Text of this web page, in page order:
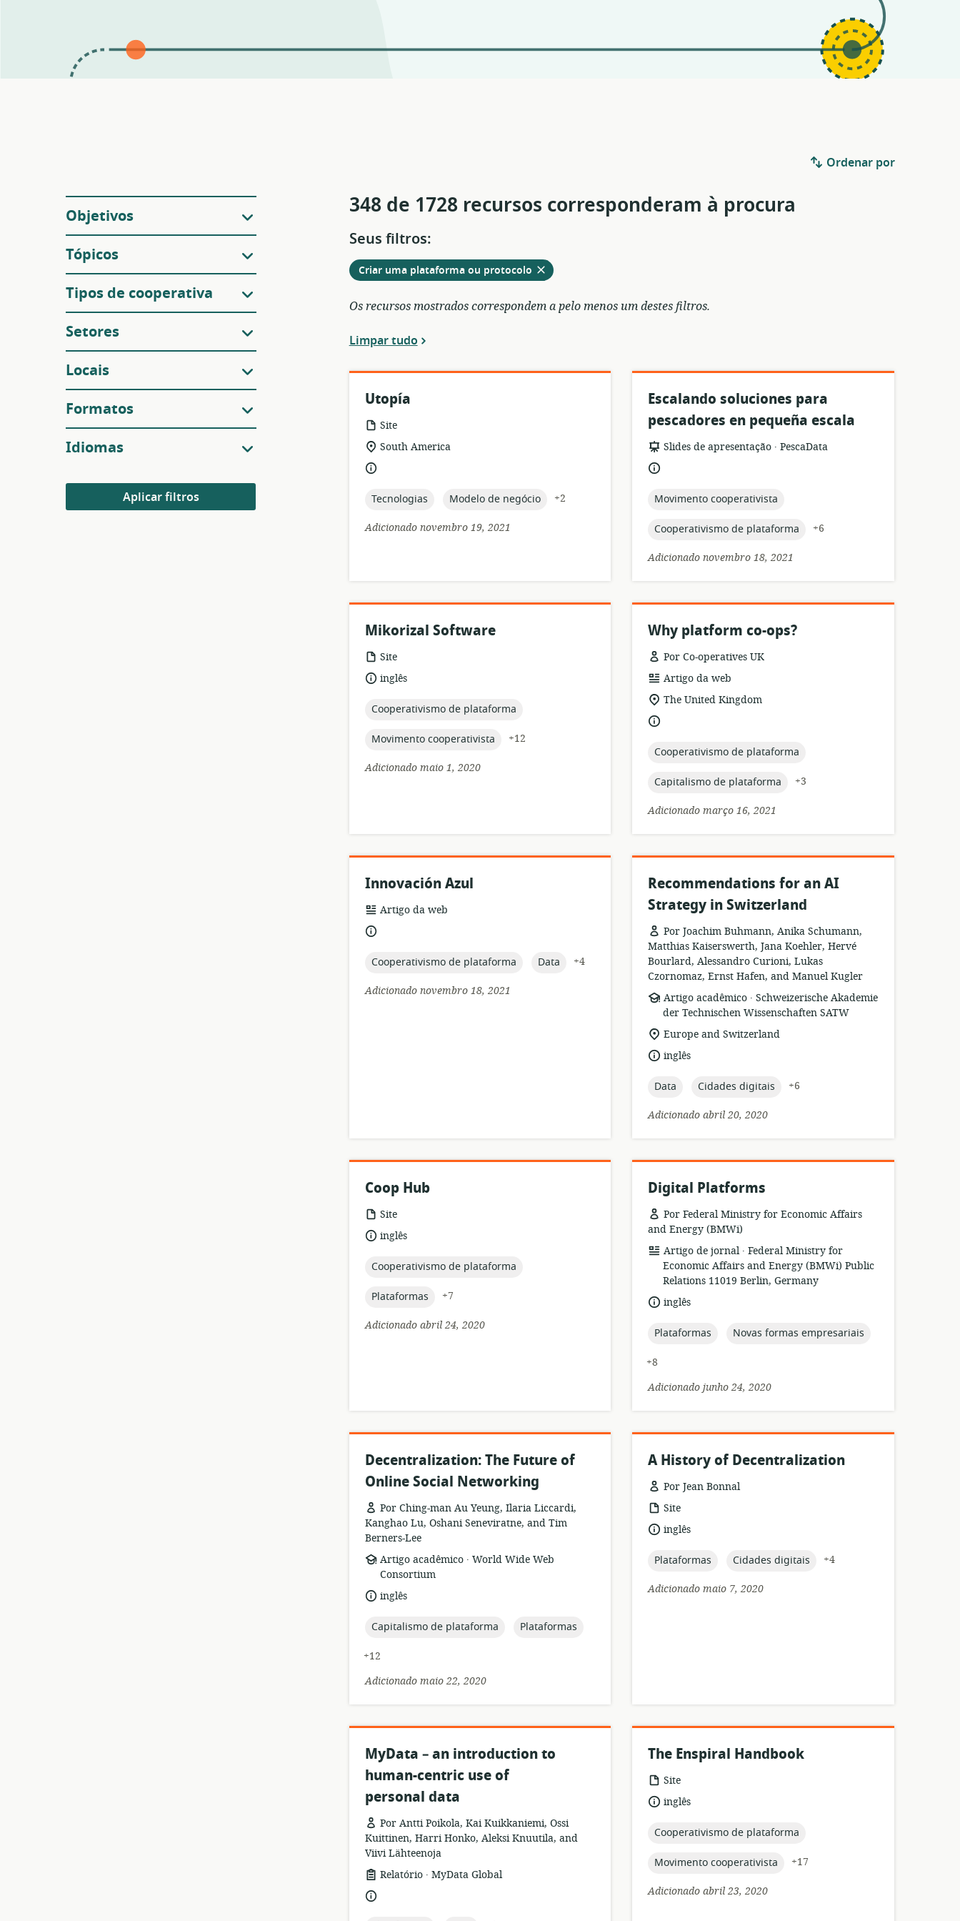
Filtros
Objetivos
Tópicos
Tipos de cooperativa
Setores
Locais
Formatos
Idiomas
Aplicar filtros
Ordenar por
348 de 1728 recursos corresponderam à procura
Seus filtros:
Remover
Criar uma plataforma ou protocolodos
filtros
atuais
Os recursos mostrados correspondem a pelo menos um destes filtros.
Limpar tudo
Utopía
formato
de
recurso:
Site
localSouth America
idioma:
topic:
Tecnologias topic:
Modelo de negócio
+2
Adicionado novembro 19, 2021
Escalando soluciones para
pescadores en pequeña escala
formato
Slides de apresentação .
Editor:PescaData
idioma:
topic:
Movimento cooperativista
topic:
Cooperativismo de plataforma
+6
Adicionado novembro 18, 2021
Mikorizal Software
formato
de
recurso:
Site
idioma:
inglês
topic:
Cooperativismo de plataforma
topic:
Movimento cooperativista
+12
Adicionado maio 1, 2020
Why platform co-ops?
Por Co-operatives UK
formato
de
recurso:
Artigo da web
localThe United Kingdom
idioma:
topic:
Cooperativismo de plataforma
topic:
Capitalismo de plataforma
+3
Adicionado março 16, 2021
Innovación Azul
formato
Artigo da web
idioma:
topic:
Cooperativismo de plataforma topic:
Data
+4
Adicionado novembro 18, 2021
Recommendations for an AI
Strategy in Switzerland
Por Joachim Buhmann, Anika Schumann,
Matthias Kaiserswerth, Jana Koehler, Hervé
Bourlard, Alessandro Curioni, Lukas
Czornomaz, Ernst Hafen, and Manuel Kugler
formato
de
recurso:
Artigo acadêmico .
Editor:Schweizerische Akademie
der Technischen Wissenschaften SATW
local
de
relevância:
Europe and Switzerland
idioma:
inglês
topic:
Data topic:
Cidades digitais
+6
Adicionado abril 20, 2020
Coop Hub
formato
de
recurso:
Site
idioma:
inglês
topic:
Cooperativismo de plataforma
topic:
Plataformas
+7
Adicionado abril 24, 2020
Digital Platforms
Por Federal Ministry for Economic Affairs
and Energy (BMWi)
formato
de
recurso:
Artigo de jornal .
Editor:Federal Ministry for
Economic Affairs and Energy (BMWi) Public
Relations 11019 Berlin, Germany
idioma:
inglês
topic:
Plataformas topic:
Novas formas empresariais
+8
Adicionado junho 24, 2020
Decentralization: The Future of
Online Social Networking
Por Ching-man Au Yeung, Ilaria Liccardi,
Kanghao Lu, Oshani Seneviratne, and Tim
Berners-Lee
formato
de
recurso:
Artigo acadêmico .
Editor:World Wide Web
Consortium
idioma:
inglês
topic:
Capitalismo de plataforma topic:
Plataformas
+12
Adicionado maio 22, 2020
A History of Decentralization
Por Jean Bonnal
formato
de
recurso:
Site
idioma:
inglês
topic:
Plataformas topic:
Cidades digitais
+4
Adicionado maio 7, 2020
MyData – an introduction to
human-centric use of
personal data
Por Antti Poikola, Kai Kuikkaniemi, Ossi
Kuittinen, Harri Honko, Aleksi Knuutila, and
Viivi Lähteenoja
formato
Relatório .
Editor:MyData Global
idioma:
The Enspiral Handbook
formato
de
recurso:
Site
idioma:
inglês
topic:
Cooperativismo de plataforma
topic:
Movimento cooperativista
+17
Adicionado abril 23, 2020